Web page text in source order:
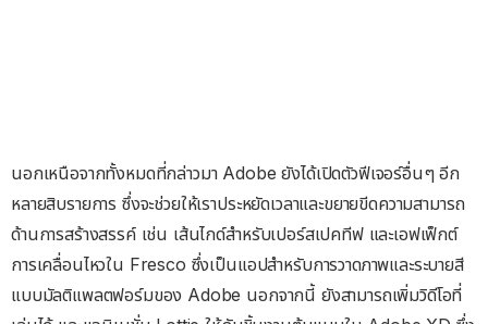
นอกเหนือจากทั้งหมดที่กล่าวมา Adobe ยังได้เปิดตัวฟีเจอร์อื่นๆ อีก
หลายสิบรายการ ซึ่งจะช่วยให้เราประหยัดเวลาและขยายขีดความสามารถ
ด้านการสร้างสรรค์ เช่น เส้นไกด์สำหรับเปอร์สเปคทีฟ และเอฟเฟ็กต์
การเคลื่อนไหวใน Fresco ซึ่งเป็นแอปสำหรับการวาดภาพและระบายสี
แบบมัลติแพลตฟอร์มของ Adobe นอกจากนี้ ยังสามารถเพิ่มวิดีโอที่